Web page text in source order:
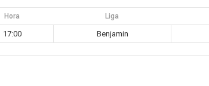
Hora Liga
17:00 Benjamin